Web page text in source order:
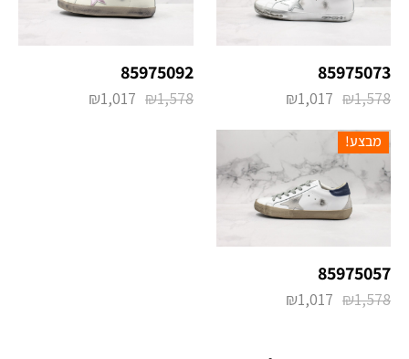
85975073
₪1,578
₪1,017
85975092
₪1,578
₪1,017
מבצע!
85975057
₪1,578
₪1,017